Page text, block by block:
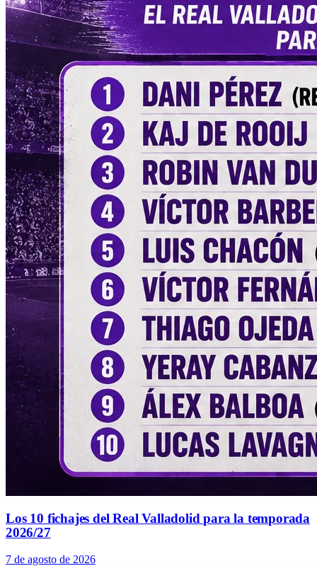
Los 10 fichajes del Real Valladolid para la temporada
2026/27
7 de agosto de 2026